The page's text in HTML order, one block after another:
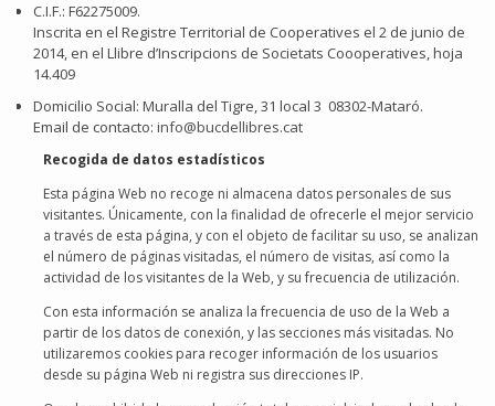
C.I.F.: F62275009.
Inscrita en el Registre Territorial de Cooperatives el 2 de junio de
2014, en el Llibre d’Inscripcions de Societats Coooperatives, hoja
14.409
Domicilio Social: Muralla del Tigre, 31 local 3 08302-Mataró.
Email de contacto: info@bucdellibres.cat
Recogida de datos estadísticos
Esta página Web no recoge ni almacena datos personales de sus
visitantes. Únicamente, con la finalidad de ofrecerle el mejor servicio
a través de esta página, y con el objeto de facilitar su uso, se analizan
el número de páginas visitadas, el número de visitas, así como la
actividad de los visitantes de la Web, y su frecuencia de utilización.
Con esta información se analiza la frecuencia de uso de la Web a
partir de los datos de conexión, y las secciones más visitadas. No
utilizaremos cookies para recoger información de los usuarios
desde su página Web ni registra sus direcciones IP.